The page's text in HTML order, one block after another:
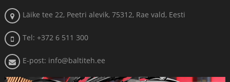
Läike tee 22, Peetri alevik, 75312, Rae vald, Eesti
Tel: +372 6 511 300
E-post: info@baltiteh.ee